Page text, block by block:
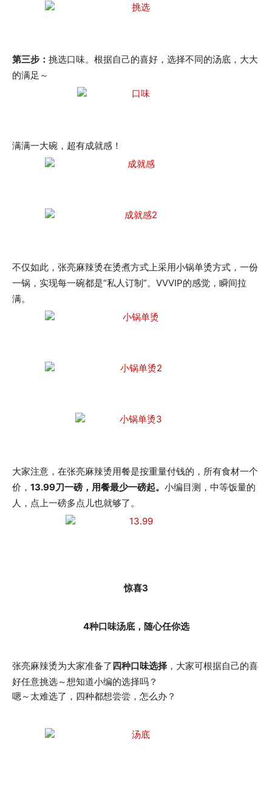
第三步： 挑选口味。根据自己的喜好，选择不同的汤底，大大
的满足～
满满一大碗，超有成就感！
不仅如此，张亮麻辣烫在烫煮方式上采用小锅单烫方式，一份
一锅，实现每一碗都是“私人订制”。VVVIP的感觉，瞬间拉
满。
大家注意，在张亮麻辣烫用餐是按重量付钱的，所有食材一个
价， 13.99刀一磅，用餐最少一磅起。 小编目测，中等饭量的
人，点上一磅多点儿也就够了。
惊喜3
4种口味汤底，随心任你选
张亮麻辣烫为大家准备了四种口味选择 ，大家可根据自己的喜
好任意挑选～想知道小编的选择吗？
嗯～太难选了，四种都想尝尝，怎么办？